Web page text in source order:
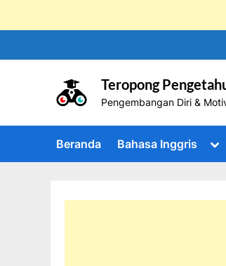
to
Teropong
Pengembangan Diri &
Beranda Bahasa Inggris